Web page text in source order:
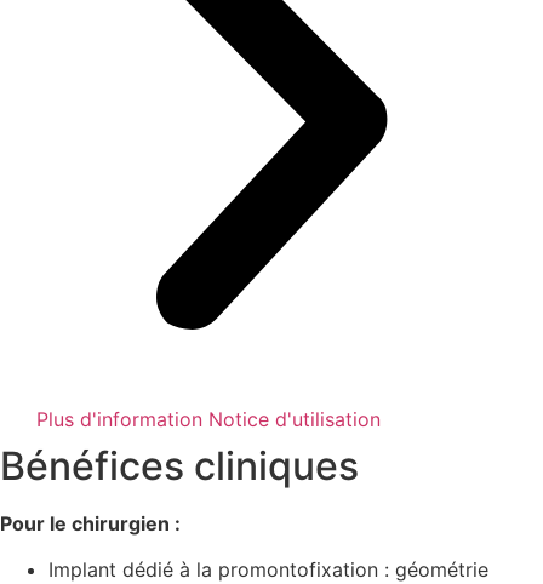
Plus d'information Notice d'utilisation
Bénéfices cliniques
Pour le chirurgien :
Implant dédié à la promontofixation : géométrie